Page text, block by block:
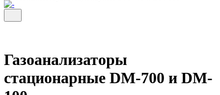
Газоанализаторы
стационарные DM-700 и DM-